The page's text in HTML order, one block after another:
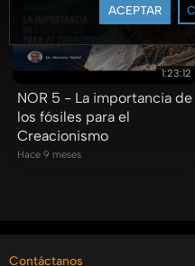
ACEPTAR
1:23:12
NOR 5 - La importancia de
los fósiles para el
Creacionismo
Hace 9 meses
Contáctanos